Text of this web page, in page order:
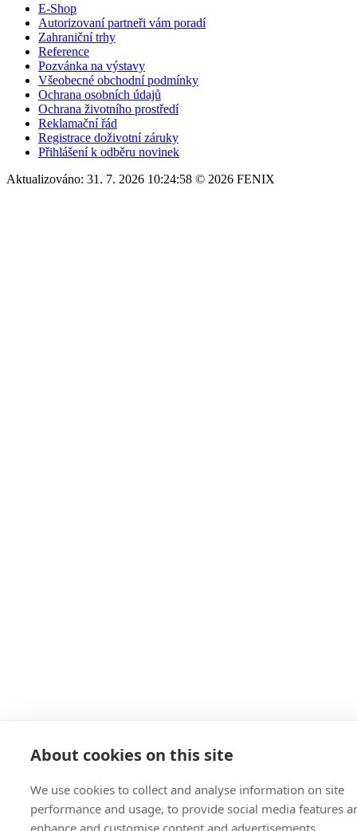
E-Shop
Autorizovaní partneři vám poradí
Zahraniční trhy
Reference
Pozvánka na výstavy
Všeobecné obchodní podmínky
Ochrana osobních údajů
Ochrana životního prostředí
Reklamační řád
Registrace doživotní záruky
Přihlášení k odběru novinek
Aktualizováno: 31. 7. 2026 10:24:58 © 2026 FENIX
About cookies on this site
We use cookies to collect and analyse information on site
performance and usage, to provide social media features
enhance and customise content and advertisements.